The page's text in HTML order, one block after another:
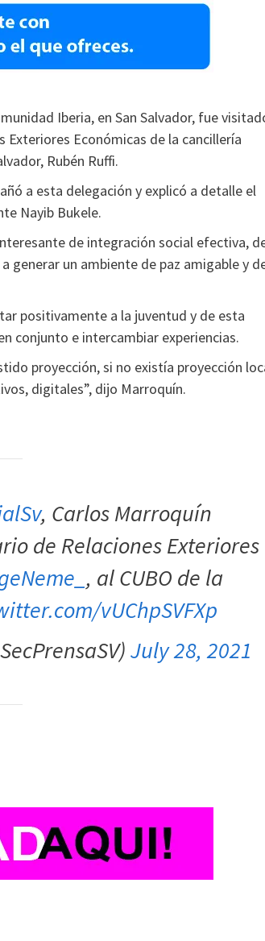
Iberia, en San Salvador, fue
Económicas de la cancillería
Rubén Ruffi.
a esta delegación y explicó a detalle el
Nayib Bukele.
de integración social efectiva,
generar un ambiente de paz amigable y
positivamente a la juventud y de esta
conjunto e intercambiar experiencias.
proyección, si no existía proyección
digitales”, dijo Marroquín.
, Carlos Marroquín
de Relaciones Exteriores
, al CUBO de la
vUChpSVFXp
July 28, 2021